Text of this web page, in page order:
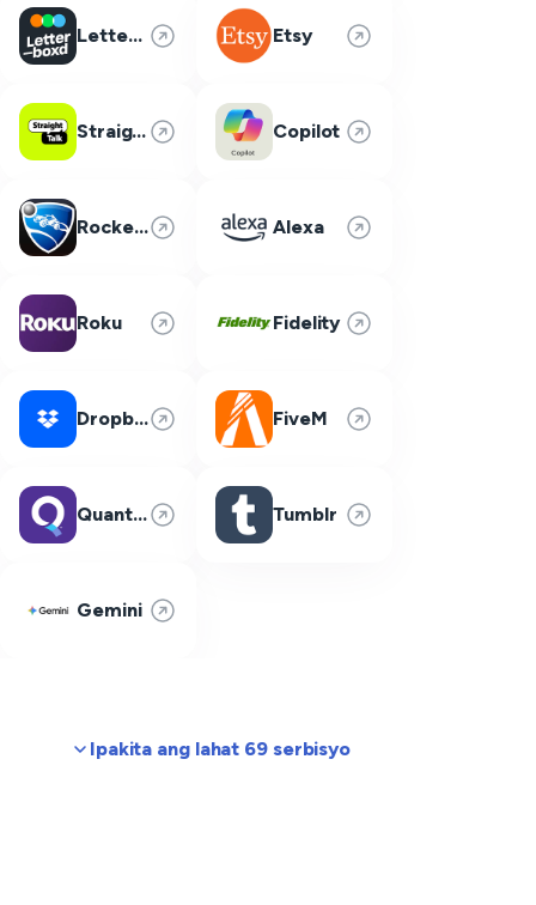
Letterboxd Etsy
Straight Talk Copilot
Rocket League Alexa
Roku Fidelity
Dropbox FiveM
Quantum Fiber Tumblr
Gemini
Ipakita ang lahat 69 serbisyo